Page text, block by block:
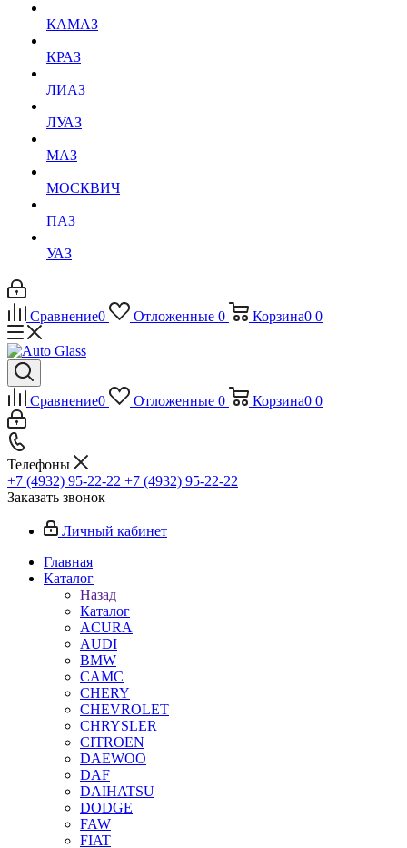
КАМАЗ
КРАЗ
ЛИАЗ
ЛУАЗ
МАЗ
МОСКВИЧ
ПАЗ
УАЗ
Сравнение0 Отложенные 0 Корзина0 0
Сравнение0 Отложенные 0 Корзина0 0
Телефоны
+7 (4932) 95-22-22 +7 (4932) 95-22-22
Заказать звонок
Личный кабинет
Главная
Каталог
Назад
Каталог
ACURA
AUDI
BMW
CAMC
CHERY
CHEVROLET
CHRYSLER
CITROEN
DAEWOO
DAF
DAIHATSU
DODGE
FAW
FIAT